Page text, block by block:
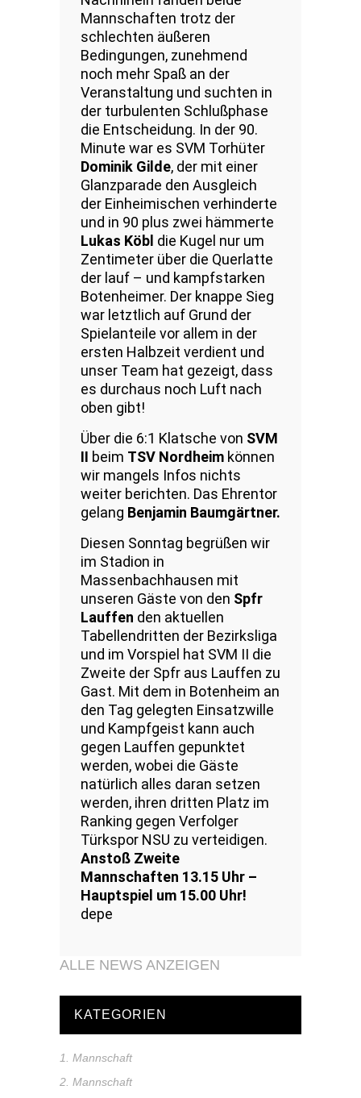
Mannschaften trotz der
schlechten äußeren
Bedingungen, zunehmend
noch mehr Spaß an der
Veranstaltung und suchten in
der turbulenten Schlußphase
die Entscheidung. In der 90.
Minute war es SVM Torhüter
Dominik Gilde, der mit einer
Glanzparade den Ausgleich
der Einheimischen verhinderte
und in 90 plus zwei hämmerte
Lukas Köbl die Kugel nur um
Zentimeter über die Querlatte
der lauf – und kampfstarken
Botenheimer. Der knappe Sieg
war letztlich auf Grund der
Spielanteile vor allem in der
ersten Halbzeit verdient und
unser Team hat gezeigt, dass
es durchaus noch Luft nach
oben gibt!
Über die 6:1 Klatsche von SVM
II beim TSV Nordheim können
wir mangels Infos nichts
weiter berichten. Das Ehrentor
gelang Benjamin Baumgärtner.
Diesen Sonntag begrüßen wir
im Stadion in
Massenbachhausen mit
unseren Gäste von den Spfr
Lauffen den aktuellen
Tabellendritten der Bezirksliga
und im Vorspiel hat SVM II die
Zweite der Spfr aus Lauffen zu
Gast. Mit dem in Botenheim an
den Tag gelegten Einsatzwille
und Kampfgeist kann auch
gegen Lauffen gepunktet
werden, wobei die Gäste
natürlich alles daran setzen
werden, ihren dritten Platz im
Ranking gegen Verfolger
Türkspor NSU zu verteidigen.
Anstoß Zweite
Mannschaften 13.15 Uhr –
Hauptspiel um 15.00 Uhr!
depe
ALLE NEWS ANZEIGEN
KATEGORIEN
1. Mannschaft
2. Mannschaft